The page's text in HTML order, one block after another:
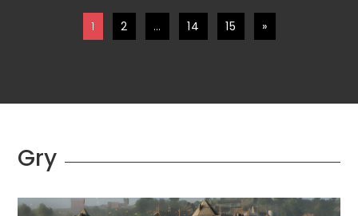
1 2 … 14 15 »
Gry